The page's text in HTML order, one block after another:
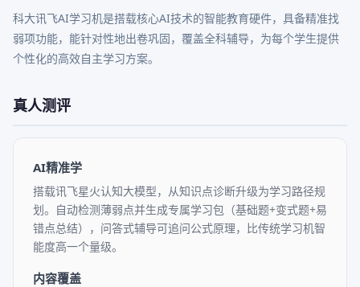
科大讯飞AI学习机是搭载核心AI技术的智能教育硬件，具备精准找
弱项功能，能针对性地出卷巩固，覆盖全科辅导，为每个学生提供
个性化的高效自主学习方案。
真人测评
AI精准学
搭载讯飞星火认知大模型，从知识点诊断升级为学习路径规
划。自动检测薄弱点并生成专属学习包（基础题+变式题+易
错点总结），问答式辅导可追问公式原理，比传统学习机智
能度高一个量级。
内容覆盖